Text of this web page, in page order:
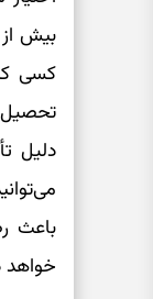
بیش
کسی
تحصیل
دلیل
باعث
خواهد